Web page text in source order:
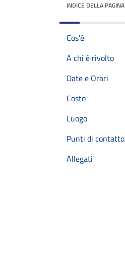
INDICE DELLA PAGINA
Cos'è
A chi è rivolto
Date e Orari
Costo
Luogo
Punti di contatto
Allegati